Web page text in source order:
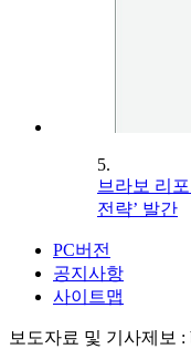
5.
브라보 리
전략’ 발간
PC버전
공지사항
사이트맵
보도자료 및 기사제보 :